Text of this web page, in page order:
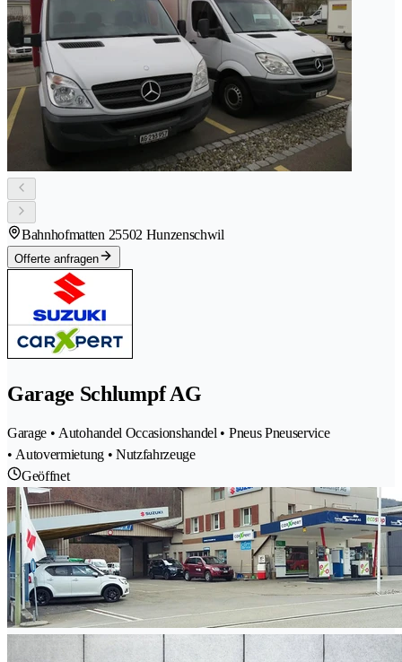
Bahnhofmatten 25502 Hunzenschwil
Offerte anfragen
Garage Schlumpf AG
Garage • Autohandel Occasionshandel • Pneus Pneuservice
• Autovermietung • Nutzfahrzeuge
Geöffnet